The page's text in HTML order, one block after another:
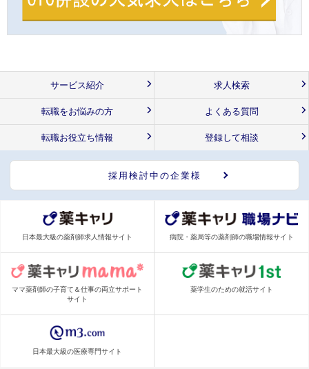
サービス紹介 求人検索
転職をお悩みの方 よくある質問
転職お役立ち情報 登録して相談
採用検討中の企業様
日本最大級の薬剤師求人情報サイト 病院・薬局等の薬剤師の職場情報サイト
ママ薬剤師の子育て＆仕事の両立サポート
サイト
薬学生のための就活サイト
日本最大級の医療専門サイト